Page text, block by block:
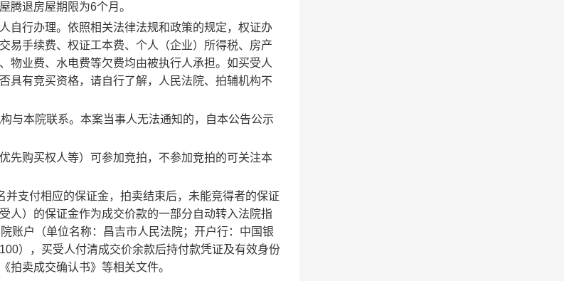
腾退房屋期限为6个月。
自行办理。依照相关法律法规和政策的规定，权证办
易手续费、权证工本费、个人（企业）所得税、房产
物业费、水电费等欠费均由被执行人承担。如买受人
具有竞买资格，请自行了解，人民法院、拍辅机构不
与本院联系。本案当事人无法通知的，自本公告公示
先购买权人等）可参加竞拍，不参加竞拍的可关注本
并支付相应的保证金，拍卖结束后，未能竞得者的保证
人）的保证金作为成交价款的一部分自动转入法院指
账户
（单位名称：昌吉市人民法院；开户行：中国银
）
，买受人付清成交价余款后持付款凭证及有效身份
拍卖成交确认书》等相关文件。